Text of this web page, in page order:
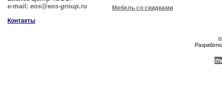
e-mail: eos@eos-group.ru
Контакты
Мебель со скидками
©